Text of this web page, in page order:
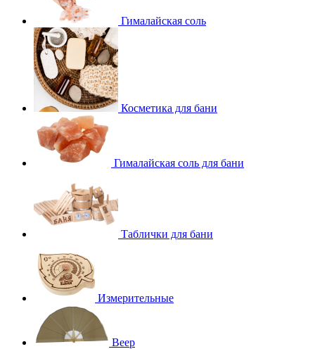
Гималайская соль
Косметика для бани
Гималайская соль для бани
Таблички для бани
Измерительные
Веер